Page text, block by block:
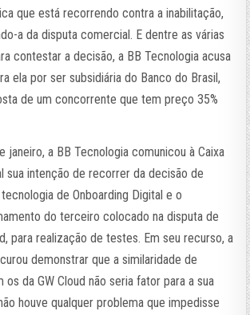
que está recorrendo contra a inabilitação,
a da disputa comercial. E dentre as várias
contestar a decisão, a BB Tecnologia acusa
ela por ser subsidiária do Banco do Brasil,
de um concorrente que tem preço 35%
janeiro, a BB Tecnologia comunicou à Caixa
sua intenção de recorrer da decisão de
de Onboarding Digital e o
do terceiro colocado na disputa de
para realização de testes. Em seu recurso, a
demonstrar que a similaridade de
os da GW Cloud não seria fator para a sua
houve qualquer problema que impedisse